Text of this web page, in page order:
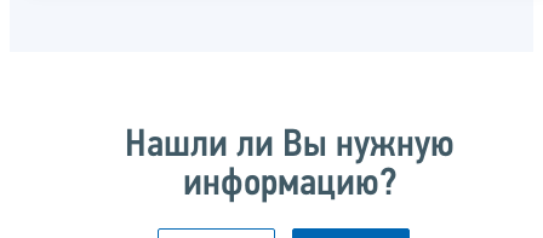
Нашли ли Вы нужную
информацию?